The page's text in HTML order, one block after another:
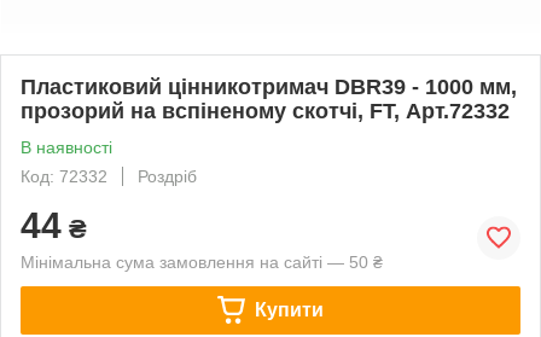
Пластиковий цінникотримач DBR39 - 1000 мм,
прозорий на вспіненому скотчі, FT, Арт.72332
В наявності
Код: 72332
Роздріб
44 ₴
Мінімальна сума замовлення на сайті — 50 ₴
Купити